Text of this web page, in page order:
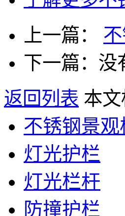
上一篇：
下一篇：没
返回列表 本文
不锈钢景观
灯光护栏
灯光栏杆
防撞护栏